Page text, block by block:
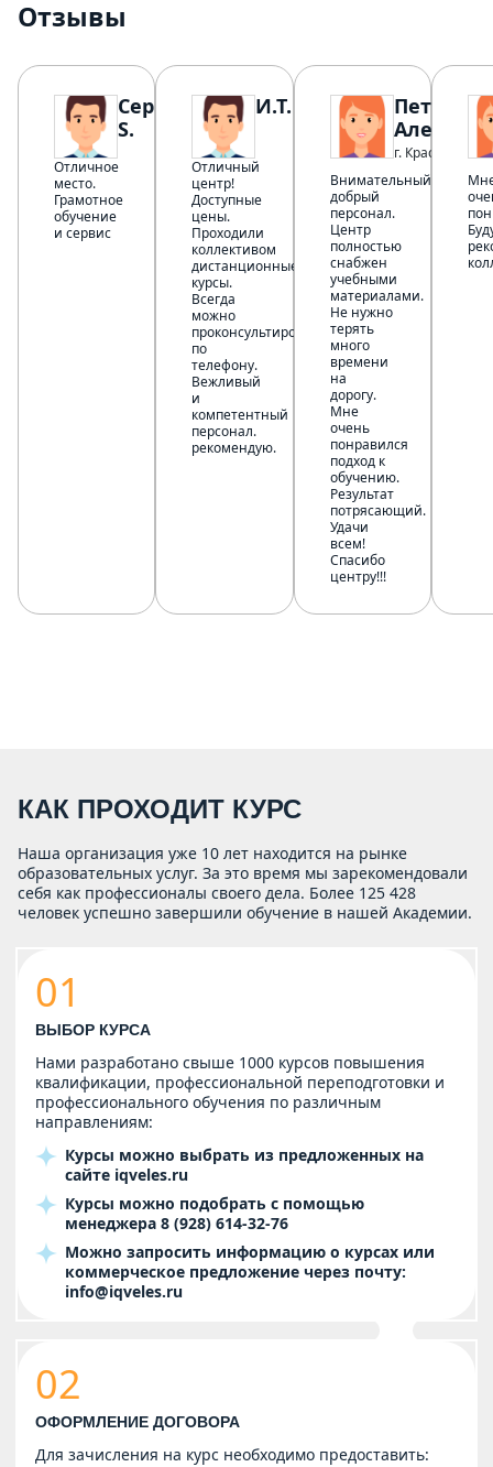
Отзывы
Сергей
S.
Отличное
место.
Грамотное
обучение
и сервис
И.Т.
Отличный
центр!
Доступные
цены.
Проходили
коллективом
дистанционные
курсы.
Всегда
можно
проконсультироваться
по
телефону.
Вежливый
и
компетентный
персонал.
рекомендую.
Петрова
г. Краснодар
Внимательный,
добрый
персонал.
Центр
полностью
снабжен
учебными
материалами.
Не нужно
терять
много
времени
на
дорогу.
Мне
очень
понравился
подход к
обучению.
Результат
потрясающий.
Удачи
всем!
Спасибо
центру!!!
КАК ПРОХОДИТ КУРС
Наша организация уже 10 лет находится на рынке
образовательных услуг. За это время мы зарекомендовали
себя как профессионалы своего дела. Более 125 428
человек успешно завершили обучение в нашей Академии.
01
ВЫБОР КУРСА
Нами разработано свыше 1000 курсов повышения
квалификации, профессиональной переподготовки и
профессионального обучения по различным
направлениям:
Курсы можно выбрать из предложенных на
сайте iqveles.ru
Курсы можно подобрать с помощью
менеджера 8 (928) 614-32-76
Можно запросить информацию о курсах или
коммерческое предложение через почту:
info@iqveles.ru
02
ОФОРМЛЕНИЕ ДОГОВОРА
Для зачисления на курс необходимо предоставить: